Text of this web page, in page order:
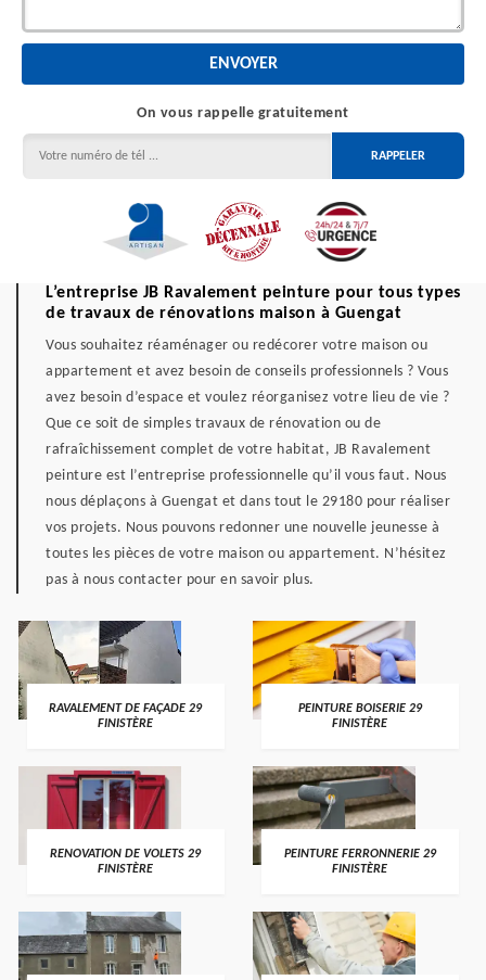
On vous rappelle gratuitement
L’entreprise JB Ravalement peinture pour tous types
de travaux de rénovations maison à Guengat
Vous souhaitez réaménager ou redécorer votre maison ou
appartement et avez besoin de conseils professionnels ? Vous
avez besoin d’espace et voulez réorganisez votre lieu de vie ?
Que ce soit de simples travaux de rénovation ou de
rafraîchissement complet de votre habitat, JB Ravalement
peinture est l’entreprise professionnelle qu’il vous faut. Nous
nous déplaçons à Guengat et dans tout le 29180 pour réaliser
vos projets. Nous pouvons redonner une nouvelle jeunesse à
toutes les pièces de votre maison ou appartement. N’hésitez
pas à nous contacter pour en savoir plus.
RAVALEMENT DE FAÇADE 29
FINISTÈRE
PEINTURE BOISERIE 29
FINISTÈRE
RENOVATION DE VOLETS 29
FINISTÈRE
PEINTURE FERRONNERIE 29
FINISTÈRE